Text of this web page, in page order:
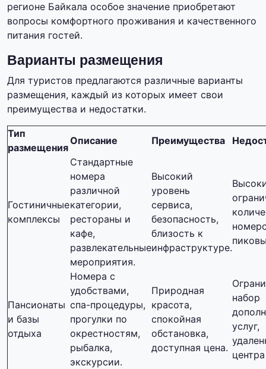
регионе Байкала особое значение приобретают
вопросы комфортного проживания и качественного
питания гостей.
Варианты размещения
Для туристов предлагаются различные варианты
размещения, каждый из которых имеет свои
преимущества и недостатки.
Тип
размещения
Описание Преимущества
Гостиничные
комплексы
Стандартные
номера
различной
категории,
рестораны и
кафе,
развлекательные
мероприятия.
Высокий
уровень
сервиса,
безопасность,
близость к
инфраструктуре.
Пансионаты
и базы
отдыха
Номера с
удобствами,
спа-процедуры,
прогулки по
окрестностям,
рыбалка,
экскурсии.
Природная
красота,
спокойная
обстановка,
доступная цена.
набор
услуг,